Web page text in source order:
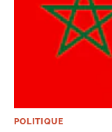
POLITIQUE